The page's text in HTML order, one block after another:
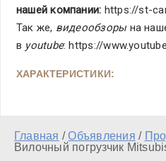
нашей компании: https://st-
Так же, видеообзорына
в youtube: https://
ХАРАКТЕРИСТИКИ:
Главная /Объявления /
Вилочный погрузчик